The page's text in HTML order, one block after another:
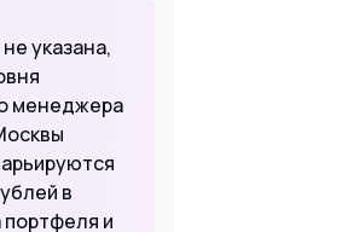
указана,
менеджера
в
и